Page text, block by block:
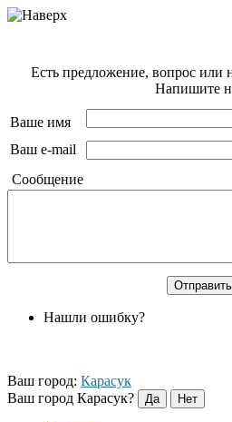
Есть предложение, вопрос или
Напишите
Ваше имя
Ваш e-mail
Сообщение
Нашли ошибку?
Ваш город: Карасук
Ваш город Карасук?